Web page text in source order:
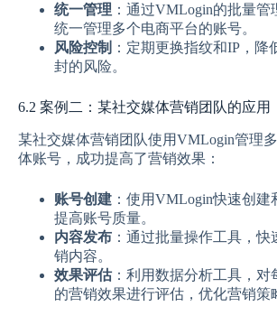
统一管理 ：通过VMLogin的批量管
统一管理多个电商平台的账号。
风险控制 ：定期更换指纹和IP，降
封的风险。
6.2 案例二：某社交媒体营销团队的应用
某社交媒体营销团队使用VMLogin管理
体账号，成功提高了营销效果：
账号创建 ：使用VMLogin快速创建
提高账号质量。
内容发布 ：通过批量操作工具，快
销内容。
效果评估：利用数据分析工具，对
的营销效果进行评估，优化营销策